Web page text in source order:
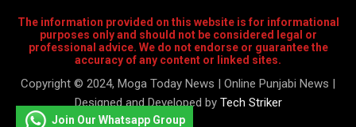
The information provided on this website is for informational
purposes only and should not be considered legal or
professional advice. We do not endorse or guarantee the
accuracy of any content or linked sites.
Copyright © 2024, Moga Today News | Online Punjabi News |
Designed and Developed by Tech Striker
Join Our Whatsapp Group